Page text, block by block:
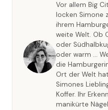
Vor allem Big
locken Simone
ihrem
weite Welt. Ob
oder
oder warm …
die
Ort der Welt
Simones
Koffer. Ihr
manikürte